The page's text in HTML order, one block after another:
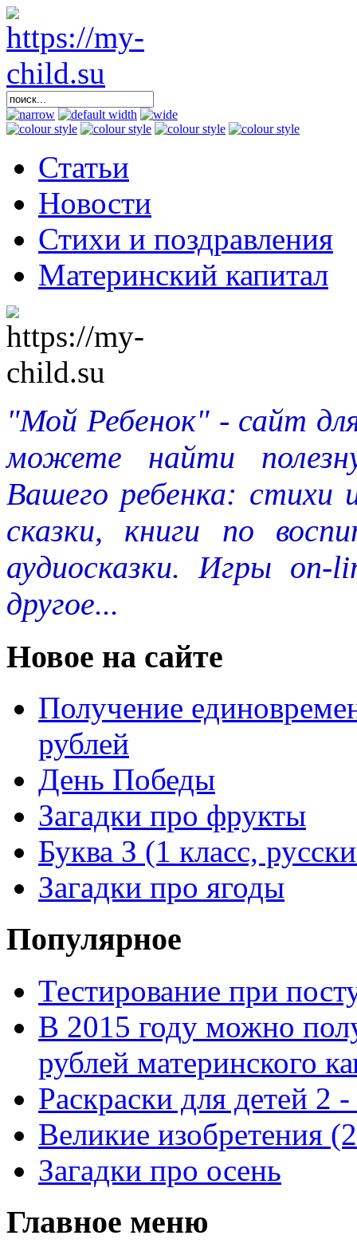
Статьи
Новости
Стихи и поздравления
Материнский капитал
"Мой Ребенок" - сайт
можете найти
Вашего ребенка: стихи
сказки, книги по
аудиосказки. Игры
другое...
Новое на сайте
Получение
рублей
День Победы
Загадки про фрукты
Буква З (1 класс,
Загадки про ягоды
Популярное
Тестирование при
В 2015 году можно
рублей материнского
Раскраски для детей 2 -
Великие изобретения
Загадки про осень
Главное меню